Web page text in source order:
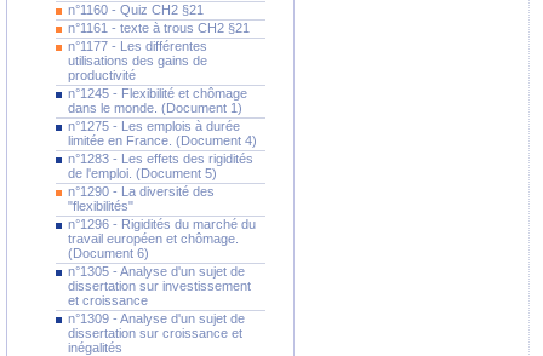
n°1160 - Quiz CH2 §21
n°1161 - texte à trous CH2 §21
n°1177 - Les différentes
utilisations des gains de
productivité
n°1245 - Flexibilité et chômage
dans le monde. (Document 1)
n°1275 - Les emplois à durée
limitée en France. (Document 4)
n°1283 - Les effets des rigidités
de l'emploi. (Document 5)
n°1290 - La diversité des
"flexibilités"
n°1296 - Rigidités du marché du
travail européen et chômage.
(Document 6)
n°1305 - Analyse d'un sujet de
dissertation sur investissement
et croissance
n°1309 - Analyse d'un sujet de
dissertation sur croissance et
inégalités